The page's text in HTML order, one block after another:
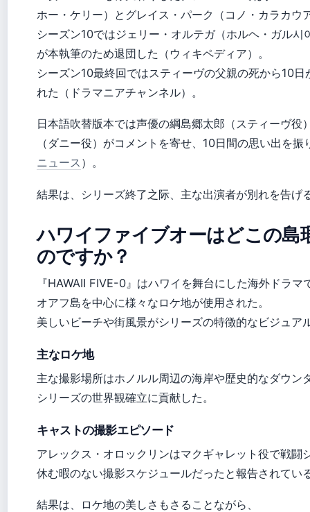
ホー・ケリー）とグレイス・パーク（コノ・カラカウ
シーズン10ではジェリー・オルテガ（ホルヘ・ガル시
が本執筆のため退団した（ウィキペディア）。
シーズン10最終回ではスティーヴの父親の死から10
れた（ドラマニアチャンネル）。
日本語吹替版本では声優の綱島郷太郎（スティーヴ役
（ダニー役）がコメントを寄せ、10日間の思い出を振
ニュース ）。
結果は、シリーズ終了之际、主な出演者が別れを告げ
ハワイファイブオーはどこの島
のですか？
『HAWAII FIVE-0』はハワイを舞台にした海外ドラマ
オアフ島を中心に様々なロケ地が使用された。
美しいビーチや街風景がシリーズの特徴的なビジュア
主なロケ地
主な撮影場所はホノルル周辺の海岸や歴史的なダウン
シリーズの世界観確立に貢献した。
キャストの撮影エピソード
アレックス・オロックリンはマクギャレット役で戦闘
休む暇のない撮影スケジュールだったと報告されてい
結果は、ロケ地の美しさもさることながら、